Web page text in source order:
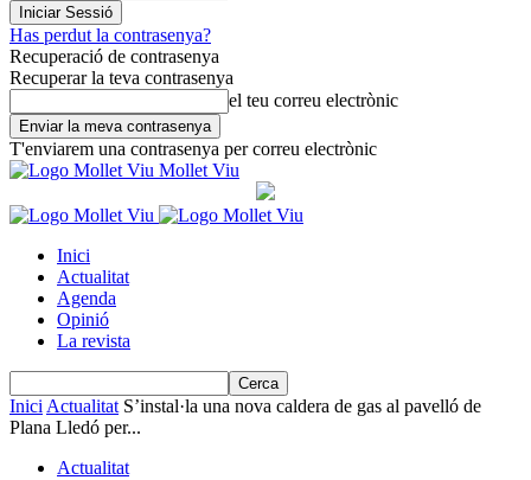
Has perdut la contrasenya?
Recuperació de contrasenya
Recuperar la teva contrasenya
el teu correu electrònic
T'enviarem una contrasenya per correu electrònic
Mollet Viu
Inici
Actualitat
Agenda
Opinió
La revista
Inici Actualitat S’instal·la una nova caldera de gas al pavelló de
Plana Lledó per...
Actualitat